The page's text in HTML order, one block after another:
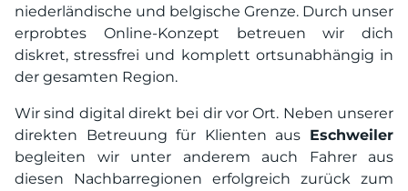
niederländische und belgische Grenze. Durch unser
erprobtes Online-Konzept betreuen wir dich
diskret, stressfrei und komplett ortsunabhängig in
der gesamten Region.
Wir sind digital direkt bei dir vor Ort. Neben unserer
direkten Betreuung für Klienten aus Eschweiler
begleiten wir unter anderem auch Fahrer aus
diesen Nachbarregionen erfolgreich zurück zum